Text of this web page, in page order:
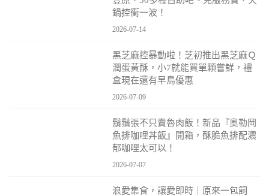
鍋控衝一波！
2026-07-14
黑芝麻控暴動啦！芝初推出黑芝麻Ｑ
潤蛋黃酥，小7就能買單顆嘗鮮，禮
盒現在還有早鳥優惠
2026-07-09
鬍鬚張不只賣魯肉飯！新品『奧勒岡
魚排咖哩丼飯』開箱，酥脆魚排配濃
郁咖哩太可以！
2026-07-07
浪愛集食，讓愛即時｜原來一包飼